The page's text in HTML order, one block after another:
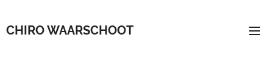
CHIRO WAARSCHOOT